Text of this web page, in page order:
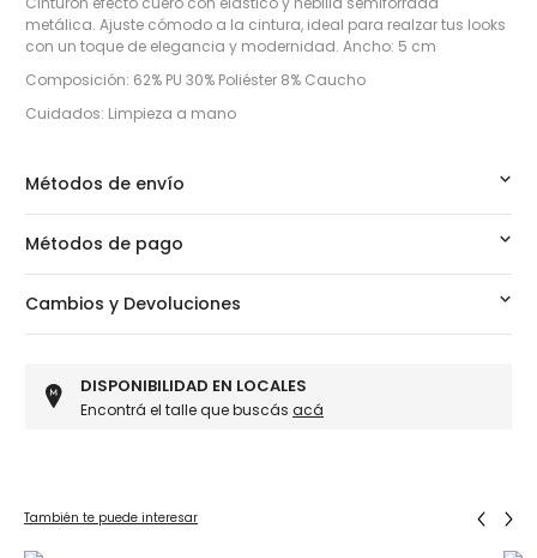
metálica. Ajuste cómodo a la cintura, ideal para realzar tus looks
con un toque de elegancia y modernidad. Ancho: 5 cm
Composición: 62% PU 30% Poliéster 8% Caucho
Cuidados: Limpieza a mano
Métodos de envío
Métodos de pago
Cambios y Devoluciones
DISPONIBILIDAD EN LOCALES
Encontrá el talle que buscás acá
También te puede interesar